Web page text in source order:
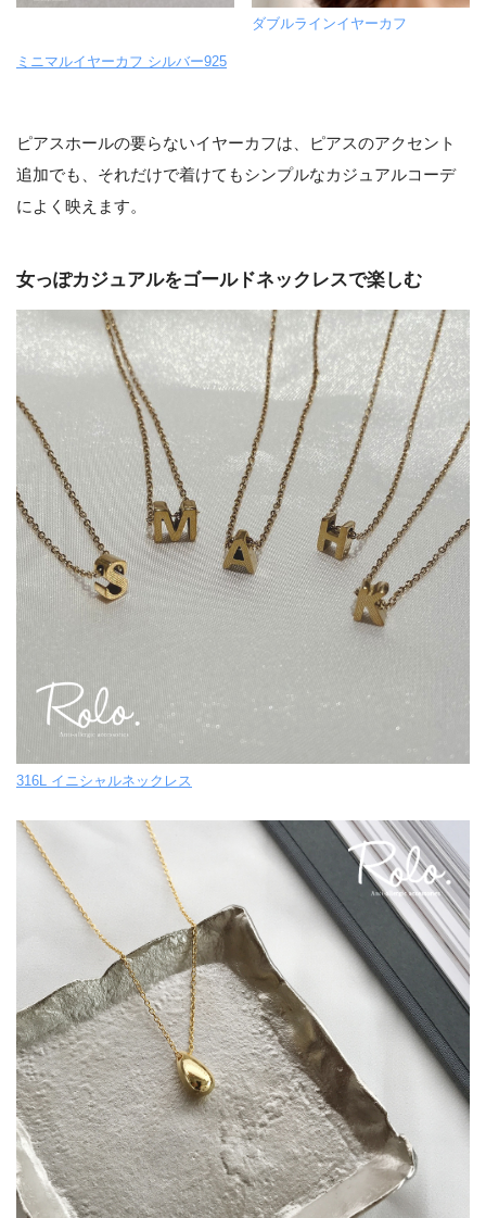
ミニマルイヤーカフ シルバー925
ダブルラインイヤーカフ
ピアスホールの要らないイヤーカフは、ピアスのアクセント
追加でも、それだけで着けてもシンプルなカジュアルコーデ
によく映えます。
女っぽカジュアルをゴールドネックレスで楽しむ
316L イニシャルネックレス